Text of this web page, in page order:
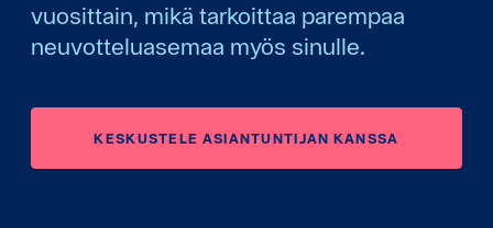
vuosittain, mikä tarkoittaa parempaa
neuvotteluasemaa myös sinulle.
KESKUSTELE ASIANTUNTIJAN KANSSA